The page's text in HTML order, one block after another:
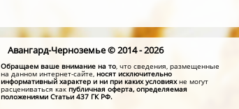
Авангард-Черноземье © 2014 - 2026
Обращаем ваше внимание на то , что сведения, размещенные
на данном интернет-сайте, носят исключительно
информативный характер и ни при каких условияхне могут
расцениваться какпубличная оферта, определяемая
положениями Статьи 437 ГК РФ.